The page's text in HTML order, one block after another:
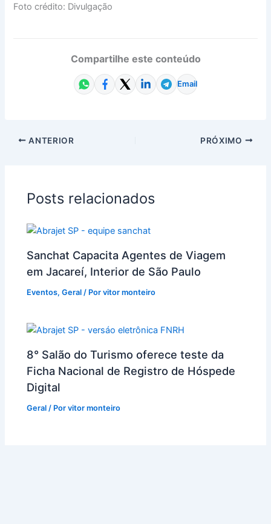
Foto crédito: Divulgação
Compartilhe este conteúdo
Email
ANTERIOR PRÓXIMO
Posts relacionados
Sanchat Capacita Agentes de Viagem
em Jacareí, Interior de São Paulo
Eventos,Geral / Porvitor monteiro
8° Salão do Turismo oferece teste da
Ficha Nacional de Registro de Hóspede
Digital
Geral / Porvitor monteiro